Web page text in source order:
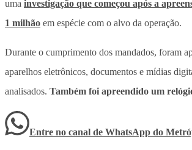
uma investigação que começou após a
1 milhão em espécie com o alvo da operação.
Durante o cumprimento dos mandados, foram
aparelhos eletrônicos, documentos e mídias
analisados. Também foi apreendido um
Entre no canal de WhatsApp do